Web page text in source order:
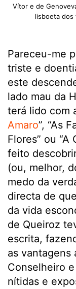
Vítor e de
lisboeta dos
Pareceu-me
triste e
este
lado mau da
terá lido com
Amaro”, “As
Flores” ou
feito
(ou, melhor,
medo da
directa de
da vida
de Queiroz
escrita,
as vantagens
Conselheiro
nítidas e